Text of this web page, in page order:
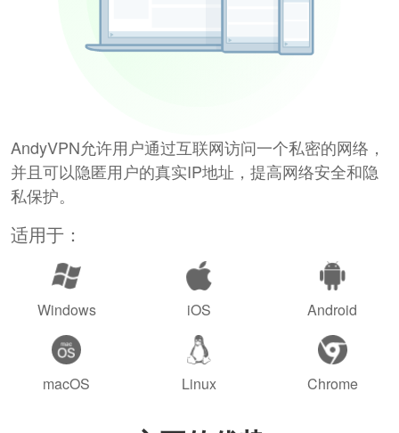
AndyVPN允许用户通过互联网访问一个私密的网络，
并且可以隐匿用户的真实IP地址，提高网络安全和隐
私保护。
适用于：
Windows iOS Android
macOS Linux Chrome